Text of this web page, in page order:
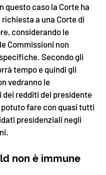
questo caso la Corte ha
a una Corte di
considerando le
Commissioni non
Secondo gli
tempo e quindi gli
vedranno le
dei redditi del presidente
potuto fare con quasi tutti
presidenziali negli
non è immune